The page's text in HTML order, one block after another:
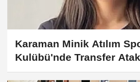
Karaman Minik Atılım
Kulübü'nde Transfer